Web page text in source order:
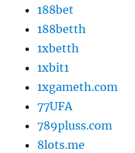
188bet
188betth
1xbetth
1xbit1
1xgameth.com
77UFA
789pluss.com
8lots.me